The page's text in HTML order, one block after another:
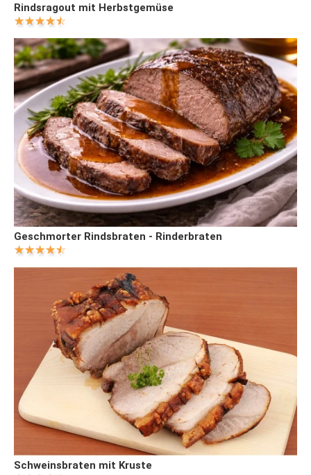
Rindsragout mit Herbstgemüse
Geschmorter Rindsbraten - Rinderbraten
Schweinsbraten mit Kruste